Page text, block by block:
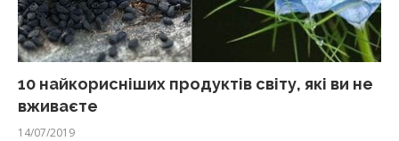
10 найкорисніших продуктів світу, які ви не
вживаєте
14/07/2019